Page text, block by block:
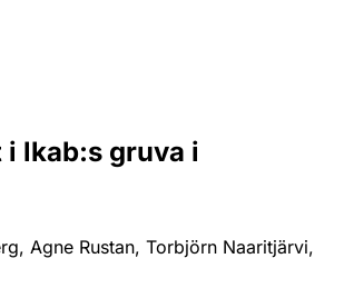
lkab:s gruva i
Agne Rustan, Torbjörn Naaritjärvi,